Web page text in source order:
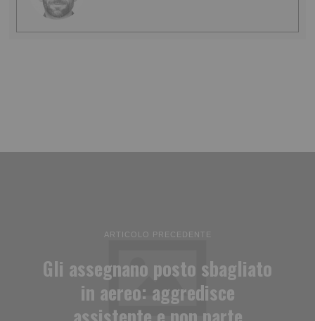
ARTICOLO PRECEDENTE
Gli assegnano posto sbagliato
in aereo: aggredisce